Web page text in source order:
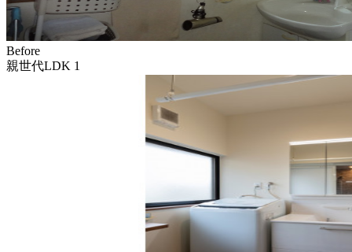
Before
親世代LDK 1